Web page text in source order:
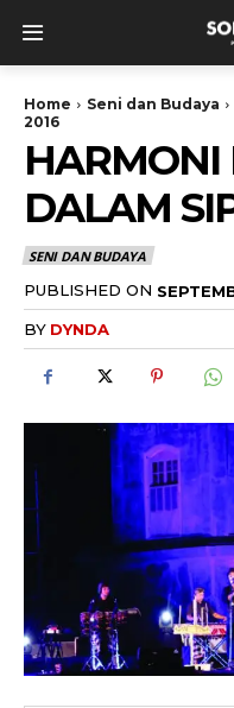
Home Seni dan Budaya
2016
DALAM
SENI DAN BUDAYA
PUBLISHED ON
BY DYNDA